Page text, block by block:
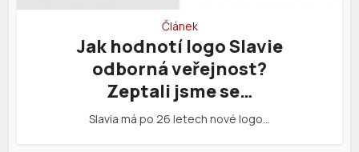
Článek
Jak hodnotí logo Slavie
odborná veřejnost?
Zeptali jsme se…
Slavia má po 26 letech nové logo…